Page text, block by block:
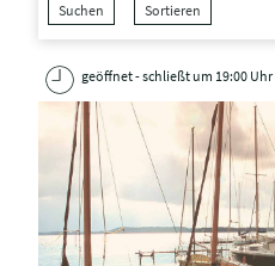
Suchen Sortieren
geöffnet - schließt um 19:00 Uhr